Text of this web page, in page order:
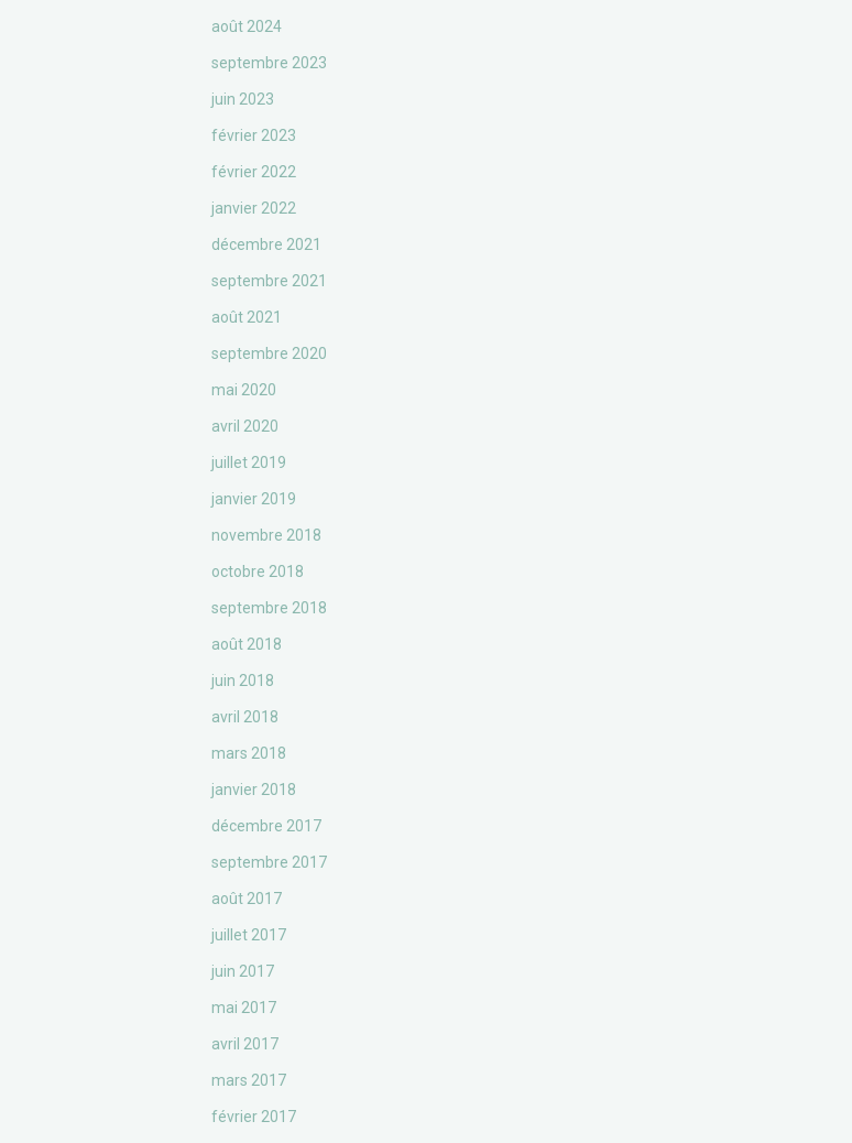
août 2024
septembre 2023
juin 2023
février 2023
février 2022
janvier 2022
décembre 2021
septembre 2021
août 2021
septembre 2020
mai 2020
avril 2020
juillet 2019
janvier 2019
novembre 2018
octobre 2018
septembre 2018
août 2018
juin 2018
avril 2018
mars 2018
janvier 2018
décembre 2017
septembre 2017
août 2017
juillet 2017
juin 2017
mai 2017
avril 2017
mars 2017
février 2017